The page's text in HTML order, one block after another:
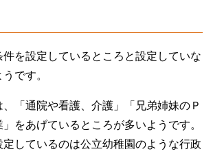
を設定しているところと設定していな
です。
「通院や看護、介護」「兄弟姉妹のＰ
をあげているところが多いようです。
定しているのは公立幼稚園のような行政